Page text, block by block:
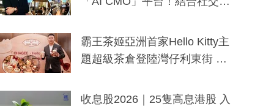
分鐘生成「貼地」宣傳短片
霸王茶姬亞洲首家Hello Kitty主
題超級茶倉登陸灣仔利東街 推
y及香港限定特調系列
收息股2026｜25隻高息港股 入